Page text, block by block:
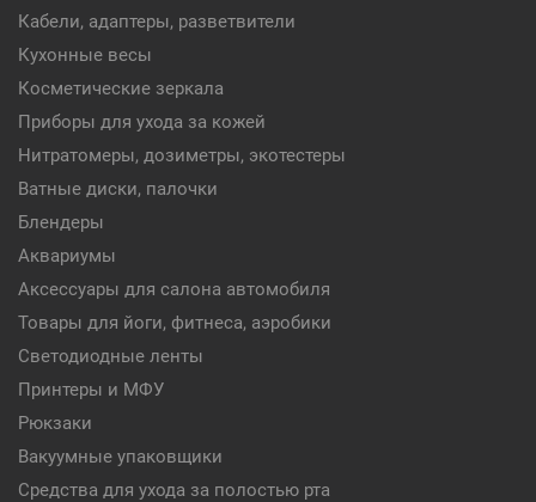
Кабели, адаптеры, разветвители
Кухонные весы
Косметические зеркала
Приборы для ухода за кожей
Нитратомеры, дозиметры, экотестеры
Ватные диски, палочки
Блендеры
Аквариумы
Аксессуары для салона автомобиля
Товары для йоги, фитнеса, аэробики
Светодиодные ленты
Принтеры и МФУ
Рюкзаки
Вакуумные упаковщики
Средства для ухода за полостью рта